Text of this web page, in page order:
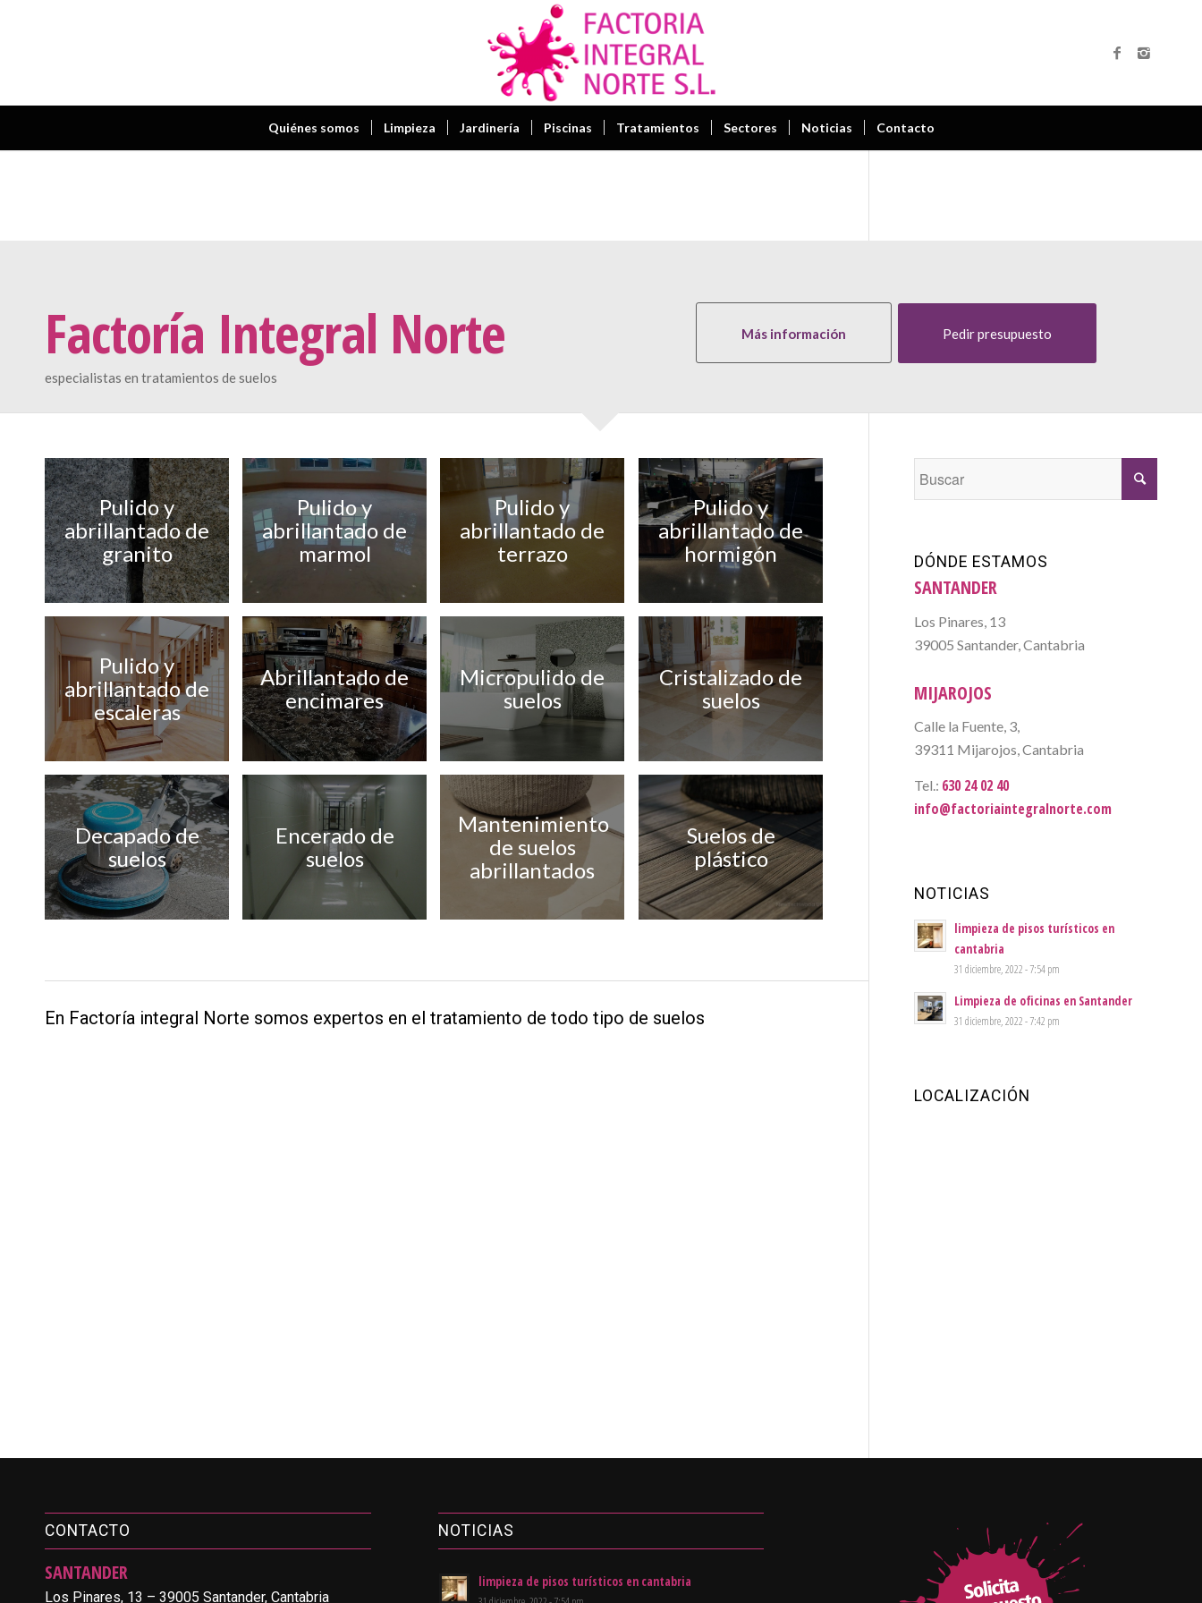
Quiénes somos Limpieza Jardinería Piscinas Tratamientos Sectores Noticias Contacto
Factoría Integral Norte
especialistas en tratamientos de suelos
Más información Pedir presupuesto
Pulido y
abrillantado de
granito
Pulido y
abrillantado de
marmol
Pulido y
abrillantado de
terrazo
Pulido y
abrillantado de
hormigón
Pulido y
abrillantado de
escaleras
Abrillantado de
encimares
Micropulido de
suelos
Cristalizado de
suelos
Decapado de
suelos
Encerado de
suelos
Mantenimiento
de suelos
abrillantados
Suelos de
plástico
En Factoría integral Norte somos expertos en el tratamiento de todo tipo de suelos
DÓNDE ESTAMOS
SANTANDER
Los Pinares, 13
39005 Santander, Cantabria
MIJAROJOS
Calle la Fuente, 3,
39311 Mijarojos, Cantabria
Tel.: 630 24 02 40
info@factoriaintegralnorte.com
NOTICIAS
limpieza de pisos turísticos en
cantabria
31 diciembre, 2022 - 7:54 pm
Limpieza de oficinas en Santander
31 diciembre, 2022 - 7:42 pm
LOCALIZACIÓN
CONTACTO
SANTANDER
Los Pinares, 13 – 39005 Santander, Cantabria
NOTICIAS
limpieza de pisos turísticos en cantabria